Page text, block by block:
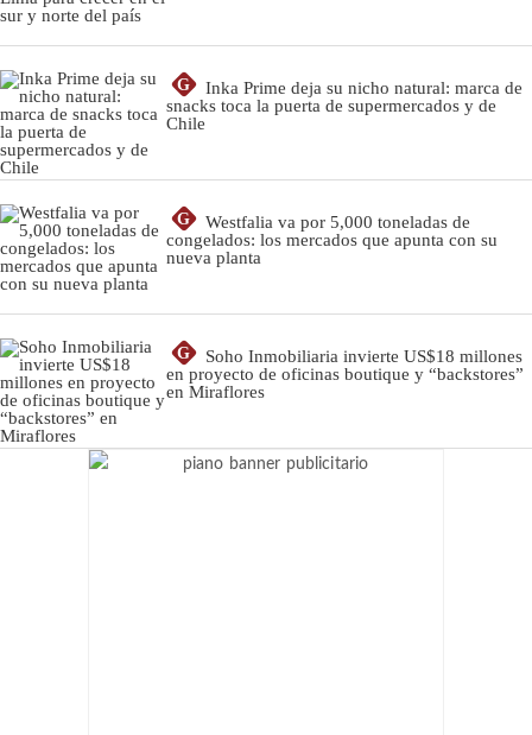
G
Inka Prime deja su nicho natural: marca de
snacks toca la puerta de supermercados y de
Chile
G
Westfalia va por 5,000 toneladas de
congelados: los mercados que apunta con su
nueva planta
G
Soho Inmobiliaria invierte US$18 millones
en proyecto de oficinas boutique y “backstores”
en Miraflores